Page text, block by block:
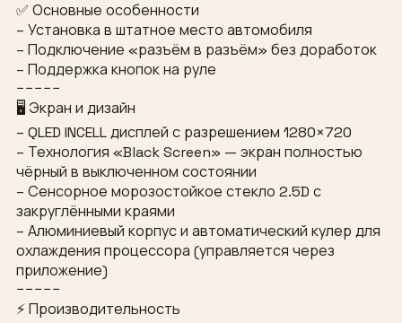
✅ Основные особенности
– Установка в штатное место автомобиля
– Подключение «разъём в разъём» без доработок
– Поддержка кнопок на руле
−−−−−
🖥 Экран и дизайн
– QLED INCELL дисплей с разрешением 1280×720
– Технология «Black Screen» — экран полностью
чёрный в выключенном состоянии
– Сенсорное морозостойкое стекло 2.5D с
закруглёнными краями
– Алюминиевый корпус и автоматический кулер для
охлаждения процессора (управляется через
приложение)
−−−−−
⚡ Производительность